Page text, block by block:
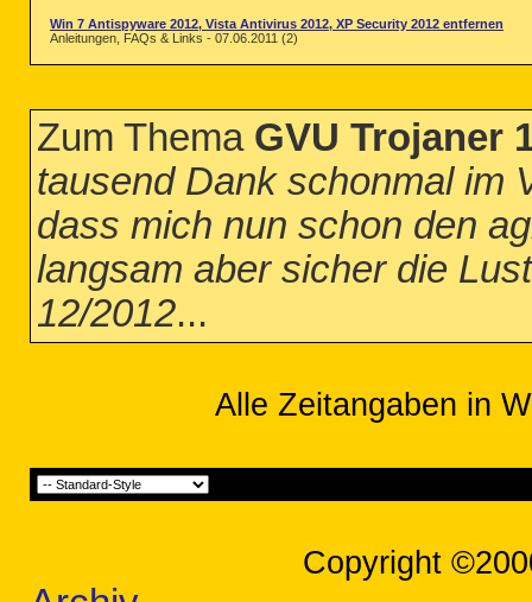
Win 7 Antispyware 2012, Vista Antivirus 2012, XP Security 2012 entfernen
Anleitungen, FAQs & Links - 07.06.2011 (2)
Zum Thema GVU Trojaner
tausend Dank schonmal im
dass mich nun schon den
langsam aber sicher die
12/2012...
Alle Zeitangaben in
Copyright